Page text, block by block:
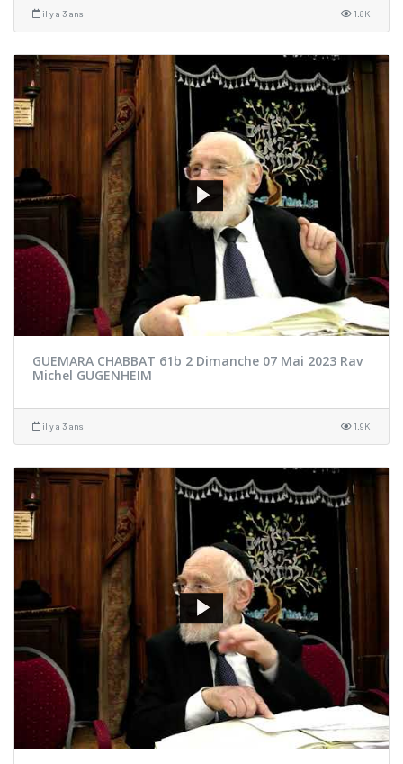
il y a 3 ans 1.8K
GUEMARA CHABBAT 61b 2 Dimanche 07 Mai 2023 Rav
Michel GUGENHEIM
il y a 3 ans 1.9K